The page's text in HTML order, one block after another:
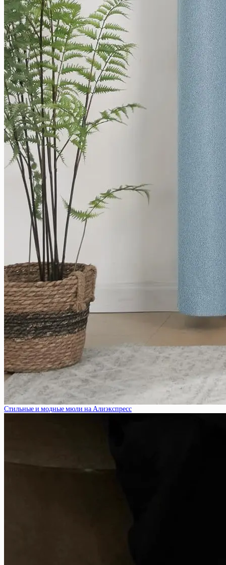
Стильные и модные мюли на Алиэкспресс